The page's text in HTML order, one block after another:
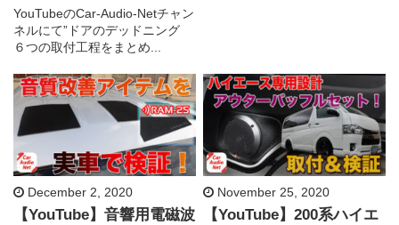
YouTubeのCar-Audio-Netチャン
ネルにて”ドアのデッドニング
６つの取付工程をまとめ...
December 2, 2020
【YouTube】音響用電磁波
November 25, 2020
【YouTube】200系ハイエ